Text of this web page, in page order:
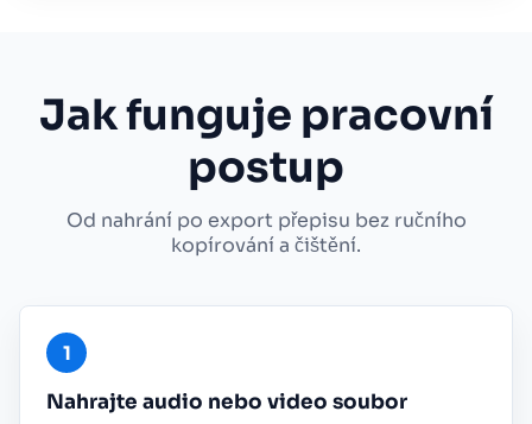
Jak funguje pracovní
postup
Od nahrání po export přepisu bez ručního
kopírování a čištění.
Nahrajte audio nebo video soubor